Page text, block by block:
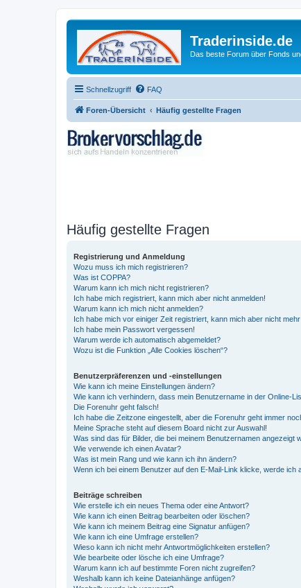
Traderinside.de
Das beste Forum über Fonds
Schnellzugriff FAQ
Foren-Übersicht Häufig gestellte Fragen
Häufig gestellte Fragen
Registrierung und Anmeldung
Wozu muss ich mich registrieren?
Was ist COPPA?
Warum kann ich mich nicht registrieren?
Ich habe mich registriert, kann mich aber nicht anmelden!
Warum kann ich mich nicht anmelden?
Ich habe mich vor einiger Zeit registriert, kann mich aber nicht
Ich habe mein Passwort vergessen!
Warum werde ich automatisch abgemeldet?
Wozu ist die Funktion „Alle Cookies löschen“?
Benutzerpräferenzen und -einstellungen
Wie kann ich meine Einstellungen ändern?
Wie kann ich verhindern, dass mein Benutzername in der Online-
Die Forenuhr geht falsch!
Ich habe die Zeitzone eingestellt, aber die Forenuhr geht immer
Meine Sprache steht auf diesem Board nicht zur Auswahl!
Was sind das für Bilder, die bei meinem Benutzernamen angezeigt
Wie verwende ich einen Avatar?
Was ist mein Rang und wie kann ich ihn ändern?
Wenn ich bei einem Benutzer auf den E-Mail-Link klicke, werde ich
Beiträge schreiben
Wie erstelle ich ein neues Thema oder eine Antwort?
Wie kann ich einen Beitrag bearbeiten oder löschen?
Wie kann ich meinem Beitrag eine Signatur anfügen?
Wie kann ich eine Umfrage erstellen?
Wieso kann ich nicht mehr Antwortmöglichkeiten erstellen?
Wie bearbeite oder lösche ich eine Umfrage?
Warum kann ich auf bestimmte Foren nicht zugreifen?
Weshalb kann ich keine Dateianhänge anfügen?